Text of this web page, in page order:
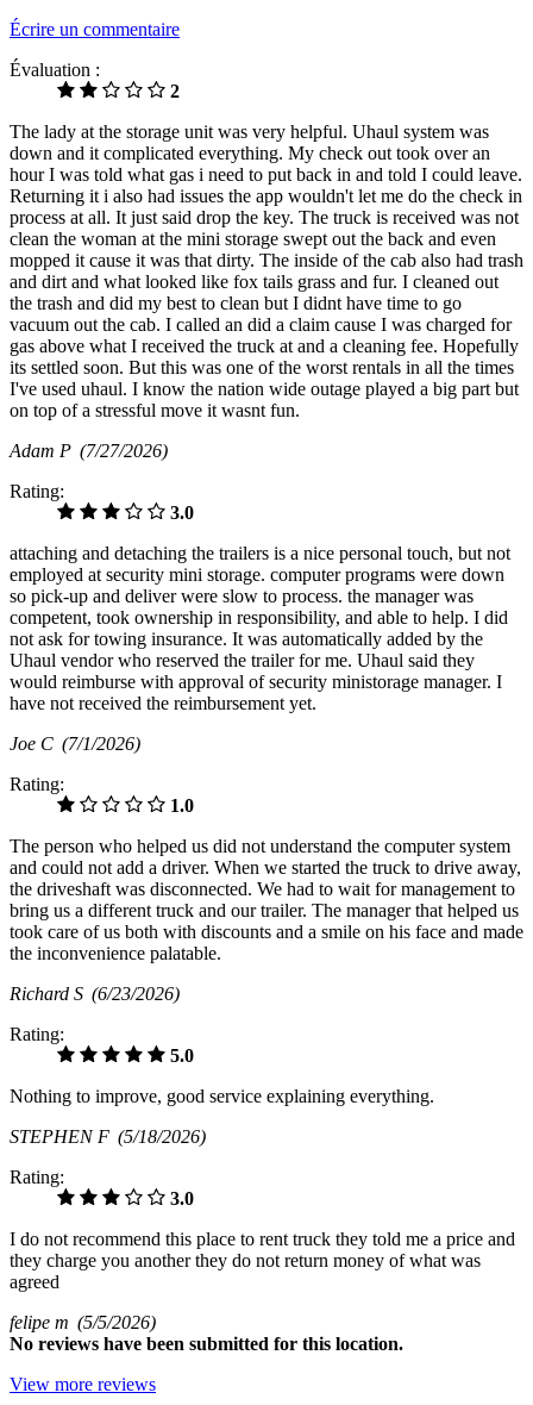
Écrire un commentaire
Évaluation :
2
The lady at the storage unit was very helpful. Uhaul system was
down and it complicated everything. My check out took over an
hour I was told what gas i need to put back in and told I could leave.
Returning it i also had issues the app wouldn't let me do the check in
process at all. It just said drop the key. The truck is received was not
clean the woman at the mini storage swept out the back and even
mopped it cause it was that dirty. The inside of the cab also had trash
and dirt and what looked like fox tails grass and fur. I cleaned out
the trash and did my best to clean but I didnt have time to go
vacuum out the cab. I called an did a claim cause I was charged for
gas above what I received the truck at and a cleaning fee. Hopefully
its settled soon. But this was one of the worst rentals in all the times
I've used uhaul. I know the nation wide outage played a big part but
on top of a stressful move it wasnt fun.
Adam P (7/27/2026)
Rating:
3.0
attaching and detaching the trailers is a nice personal touch, but not
employed at security mini storage. computer programs were down
so pick-up and deliver were slow to process. the manager was
competent, took ownership in responsibility, and able to help. I did
not ask for towing insurance. It was automatically added by the
Uhaul vendor who reserved the trailer for me. Uhaul said they
would reimburse with approval of security ministorage manager. I
have not received the reimbursement yet.
Joe C (7/1/2026)
Rating:
1.0
The person who helped us did not understand the computer system
and could not add a driver. When we started the truck to drive away,
the driveshaft was disconnected. We had to wait for management to
bring us a different truck and our trailer. The manager that helped us
took care of us both with discounts and a smile on his face and made
the inconvenience palatable.
Richard S (6/23/2026)
Rating:
5.0
Nothing to improve, good service explaining everything.
STEPHEN F (5/18/2026)
Rating:
3.0
I do not recommend this place to rent truck they told me a price and
they charge you another they do not return money of what was
agreed
felipe m (5/5/2026)
No reviews have been submitted for this location.
View more reviews